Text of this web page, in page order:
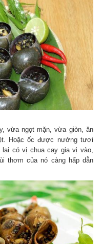
vừa ngọt mặn, vừa giòn, ăn
Hoặc ốc được nướng tươi
có vị chua cay gia vị vào,
thơm của nó càng hấp dẫn